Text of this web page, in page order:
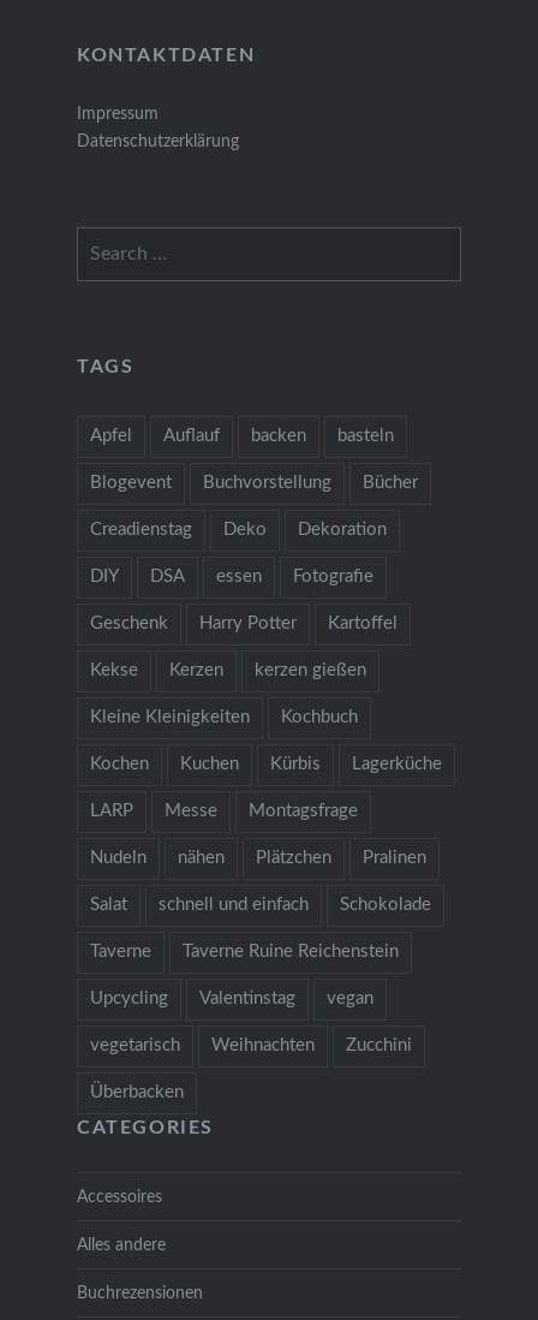
KONTAKTDATEN
Impressum
Datenschutzerklärung
TAGS
Apfel Auflauf backen basteln
Blogevent Buchvorstellung Bücher
Creadienstag Deko Dekoration
DIY DSA essen Fotografie
Geschenk Harry Potter Kartoffel
Kekse Kerzen kerzen gießen
Kleine Kleinigkeiten Kochbuch
Kochen Kuchen Kürbis Lagerküche
LARP Messe Montagsfrage
Nudeln nähen Plätzchen Pralinen
Salat schnell und einfach Schokolade
Taverne Taverne Ruine Reichenstein
Upcycling Valentinstag vegan
vegetarisch Weihnachten Zucchini
Überbacken
CATEGORIES
Accessoires
Alles andere
Buchrezensionen